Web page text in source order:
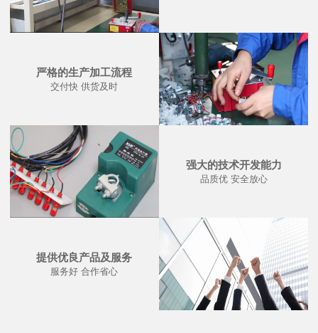
严格的生产加工流程
交付快 供货及时
强大的技术开发能力
品质优 安全放心
提供优良产品及服务
服务好 合作省心